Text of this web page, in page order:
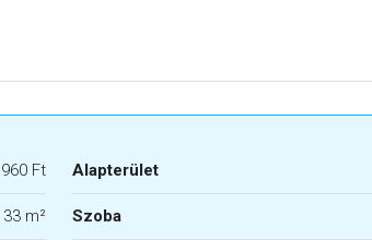
Ft Alapterület
33 m² Szoba